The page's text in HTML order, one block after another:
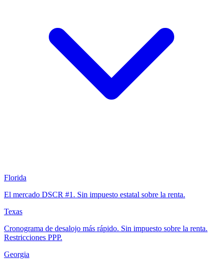
Florida
El mercado DSCR #1. Sin impuesto estatal sobre la renta.
Texas
Cronograma de desalojo más rápido. Sin impuesto sobre la renta.
Restricciones PPP.
Georgia